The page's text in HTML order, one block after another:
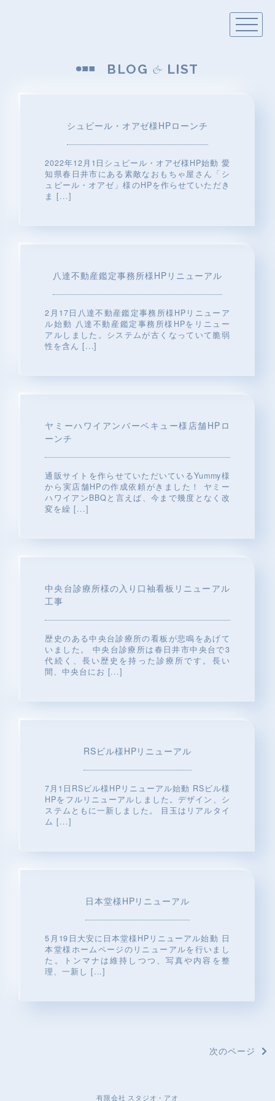
BLOG & LIST
シュピール・オアゼ様HPローンチ
2022年12月1日シュピール・オアゼ様HP始動 愛
知県春日井市にある素敵なおもちゃ屋さん「シ
ュピール・オアゼ」様のHPを作らせていただき
ま [...]
八達不動産鑑定事務所様HPリニューアル
2月17日八達不動産鑑定事務所様HPリニューア
ル始動 八達不動産鑑定事務所様HPをリニュー
アルしました。システムが古くなっていて脆弱
性を含ん [...]
ヤミーハワイアンバーベキュー様店舗HPロ
ーンチ
通販サイトを作らせていただいているYummy様
から実店舗HPの作成依頼がきました！ ヤミー
ハワイアンBBQと言えば、今まで幾度となく改
変を繰 [...]
中央台診療所様の入り口袖看板リニューアル
工事
歴史のある中央台診療所の看板が悲鳴をあげて
いました。 中央台診療所は春日井市中央台で3
代続く、長い歴史を持った診療所です。長い
間、中央台にお [...]
RSビル様HPリニューアル
7月1日RSビル様HPリニューアル始動 RSビル様
HPをフルリニューアルしました。デザイン、シ
ステムともに一新しました。 目玉はリアルタイ
ム [...]
日本堂様HPリニューアル
5月19日大安に日本堂様HPリニューアル始動 日
本堂様ホームページのリニューアルを行いまし
た。トンマナは維持しつつ、写真や内容を整
理、一新し [...]
次のページ
有限会社 スタジオ・アオ